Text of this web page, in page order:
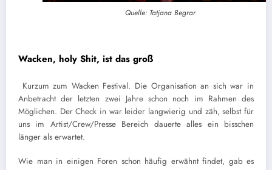
Quelle: Tatjana Begrar
Wacken, holy Shit, ist das groß
Kurzum zum Wacken Festival. Die Organisation an sich war in
Anbetracht der letzten zwei Jahre schon noch im Rahmen des
Möglichen. Der Check in war leider langwierig und zäh, selbst für
uns im Artist/Crew/Presse Bereich dauerte alles ein bisschen
länger als erwartet.
Wie man in einigen Foren schon häufig erwähnt findet, gab es